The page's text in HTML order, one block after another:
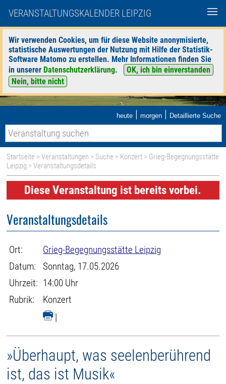
VERANSTALTUNGSKALENDER LEIPZIG
Wir verwenden Cookies, um für diese Website anonymisierte,
statistische Auswertungen der Nutzung mit Hilfe der Statistik-
Software Matomo zu erstellen. Mehr Informationen finden Sie
in unserer Datenschutzerklärung.
OK, ich bin einverstanden
Nein, bitte nicht
heute | morgen | Detaillierte Suche
Startseite >Veranstaltungen > Suche > Konzert > Grieg-Begegnungsstätte
Leipzig > Veranstaltungsdetails
Diese Veranstaltung ist bereits vorbei.
Veranstaltungsdetails
Ort:
Grieg-Begegnungsstätte Leipzig
Datum:
Sonntag, 17.05.2026
Uhrzeit: 14:00 Uhr
Rubrik:
Konzert
|
»Überhaupt, was seelenberührend
ist, das ist Musik«